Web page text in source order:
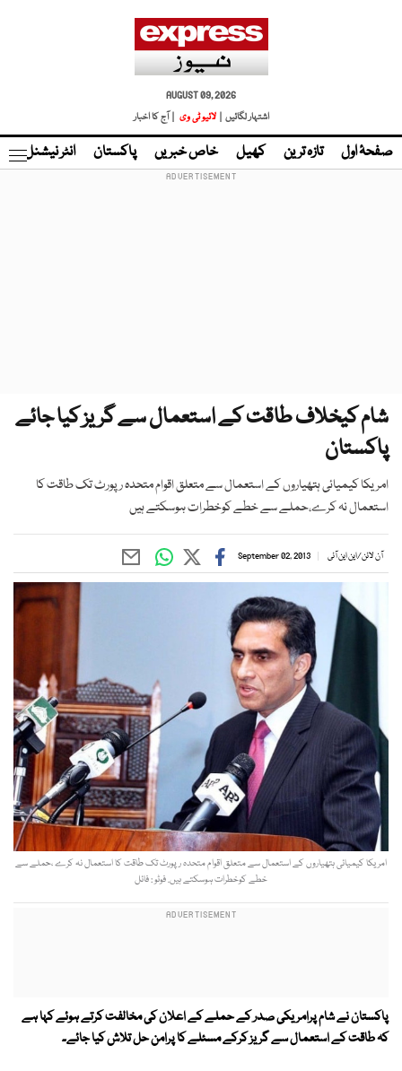
AUGUST 09, 2026
اشتہار لگائیں |
لائیو ٹی وی | آج کا اخبار
صفحۂ اول تازہ ترین کھیل خاص خبریں پاکستان انٹر نیشنل
شام کیخلاف طاقت کے استعمال سے گریز کیا جائے
پاکستان
امریکا کیمیائی ہتھیاروں کے استعمال سے متعلق اقوام متحدہ رپورٹ تک طاقت کا
استعمال نہ کرے،حملے سے خطے کوخطرات ہوسکتے ہیں
آن لائن/این این آئی September 02, 2013
امریکا کیمیائی ہتھیاروں کے استعمال سے متعلق اقوام متحدہ رپورٹ تک طاقت کا استعمال نہ کرے ،حملے سے
خطے کوخطرات ہوسکتے ہیں. فوٹو : فائل
پاکستان نے شام پرامریکی صدر کے حملے کے اعلان کی مخالفت کرتے ہوئے کہا ہے
کہ طاقت کے استعمال سے گریز کرکے مسئلے کا پرامن حل تلاش کیا جائے۔